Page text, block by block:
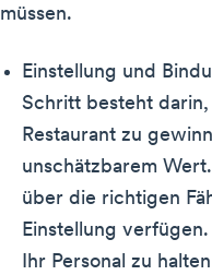
müssen.
Einstellung und
Schritt besteht
Restaurant zu
unschätzbarem
über die richtigen
Einstellung
Ihr Personal zu